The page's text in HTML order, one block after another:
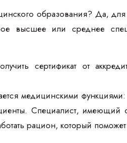
образования? Да,
высшее или среднее
сертификат от
медицинскими
Специалист, имеющий
рацион, который